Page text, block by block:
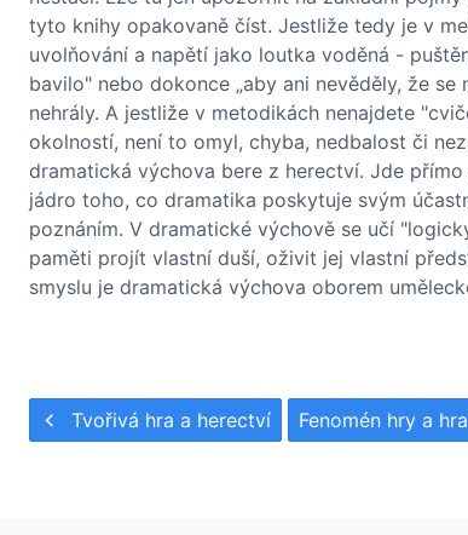
tyto knihy opakovaně číst. Jestliže tedy je v
uvolňování a napětí jako loutka voděná -
bavilo" nebo dokonce „aby ani nevěděly, že
nehrály. A jestliže v metodikách nenajdete
okolností, není to omyl, chyba, nedbalost či
dramatická výchova bere z herectví. Jde
jádro toho, co dramatika poskytuje svým
poznáním. V dramatické výchově se učí
paměti projít vlastní duší, oživit jej vlastní
smyslu je dramatická výchova oborem
Tvořivá hra a herectví Fenomén hry a